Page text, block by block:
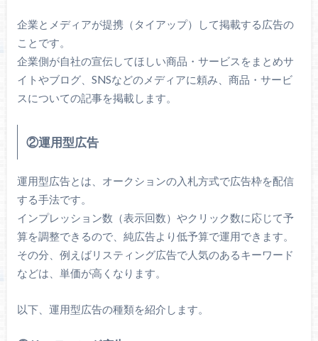
企業とメディアが提携（タイアップ）して掲載する広告の
ことです。
企業側が自社の宣伝してほしい商品・サービスをまとめサ
イトやブログ、SNSなどのメディアに頼み、商品・サービ
スについての記事を掲載します。
②運用型広告
運用型広告とは、オークションの入札方式で広告枠を配信
する手法です。
インプレッション数（表示回数）やクリック数に応じて予
算を調整できるので、純広告より低予算で運用できます。
その分、例えばリスティング広告で人気のあるキーワード
などは、単価が高くなります。
以下、運用型広告の種類を紹介します。